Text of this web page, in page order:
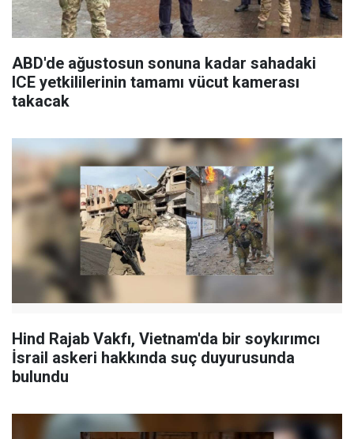
ABD'de ağustosun sonuna kadar sahadaki
ICE yetkililerinin tamamı vücut kamerası
takacak
Hind Rajab Vakfı, Vietnam'da bir soykırımcı
İsrail askeri hakkında suç duyurusunda
bulundu